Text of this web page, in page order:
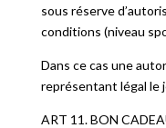
sous réserve
conditions (niveau
Dans ce cas une
représentant légal le
ART 11. BON